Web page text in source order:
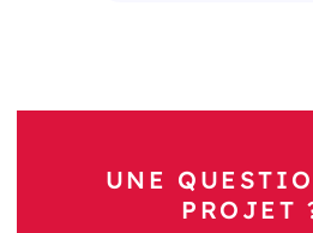
UNE
PROJET